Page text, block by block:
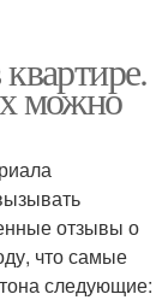
можно
отзывы о
что самые
следующие: